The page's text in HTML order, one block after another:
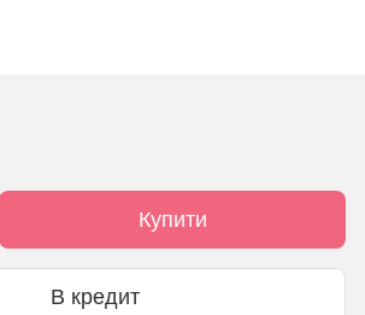
Купити
В кредит